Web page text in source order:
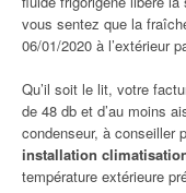
vous sentez que la
06/01/2020 à l’extérieur
Qu’il soit le lit, votre
de 48 db et d’au moins
condenseur, à conseiller
installation
température extérieure